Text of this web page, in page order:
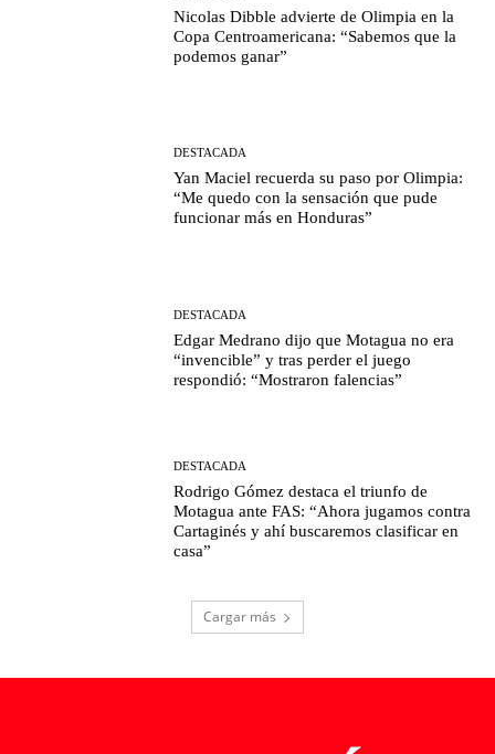
Nicolas Dibble advierte de Olimpia en la
Copa Centroamericana: “Sabemos que la
podemos ganar”
DESTACADA
Yan Maciel recuerda su paso por Olimpia:
“Me quedo con la sensación que pude
funcionar más en Honduras”
DESTACADA
Edgar Medrano dijo que Motagua no era
“invencible” y tras perder el juego
respondió: “Mostraron falencias”
DESTACADA
Rodrigo Gómez destaca el triunfo de
Motagua ante FAS: “Ahora jugamos contra
Cartaginés y ahí buscaremos clasificar en
casa”
Cargar más